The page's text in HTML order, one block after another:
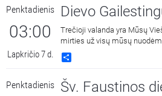
Penktadienis
03:00
Lapkričio 7 d.
Dievo
Trečioji valanda yra Mūsų
mirties už visų mūsų
kasdien 15:00 ir 3:00 kviečia
Gailestingumo vainikėlį ir
Dievo Gailestingumo
Penktadienis Šv. Faustinos